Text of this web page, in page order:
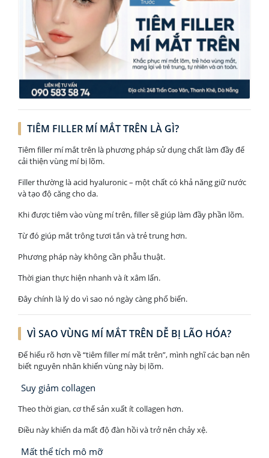
TIÊM FILLER MÍ MẮT TRÊN LÀ GÌ?
Tiêm filler mí mắt trên là phương pháp sử dụng chất làm đầy để
cải thiện vùng mí bị lõm.
Filler thường là acid hyaluronic – một chất có khả năng giữ nước
và tạo độ căng cho da.
Khi được tiêm vào vùng mí trên, filler sẽ giúp làm đầy phần lõm.
Từ đó giúp mắt trông tươi tắn và trẻ trung hơn.
Phương pháp này không cần phẫu thuật.
Thời gian thực hiện nhanh và ít xâm lấn.
Đây chính là lý do vì sao nó ngày càng phổ biến.
VÌ SAO VÙNG MÍ MẮT TRÊN DỄ BỊ LÃO HÓA?
Để hiểu rõ hơn về “tiêm filler mí mắt trên”, mình nghĩ các bạn nên
biết nguyên nhân khiến vùng này bị lõm.
Suy giảm collagen
Theo thời gian, cơ thể sản xuất ít collagen hơn.
Điều này khiến da mất độ đàn hồi và trở nên chảy xệ.
Mất thể tích mô mỡ